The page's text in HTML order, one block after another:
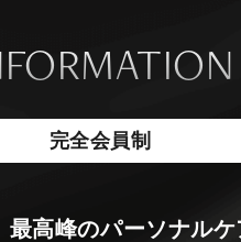
完全会員制
最高峰のパーソナル